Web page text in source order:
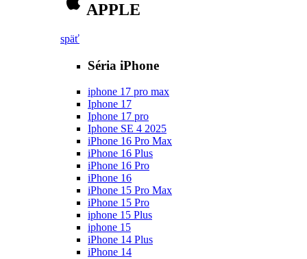
APPLE
späť
Séria iPhone
iphone 17 pro max
Iphone 17
Iphone 17 pro
Iphone SE 4 2025
iPhone 16 Pro Max
iPhone 16 Plus
iPhone 16 Pro
iPhone 16
iPhone 15 Pro Max
iPhone 15 Pro
iphone 15 Plus
iphone 15
iPhone 14 Plus
iPhone 14